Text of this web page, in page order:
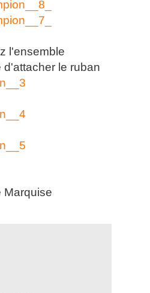
l'ensemble
d'attacher le ruban
Marquise